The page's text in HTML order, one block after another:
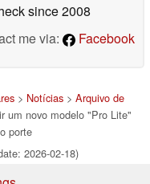
since 2008
me via:
Facebook
> Notícias> Arquivo de
um novo modelo "Pro Lite"
porte
2026-02-18)